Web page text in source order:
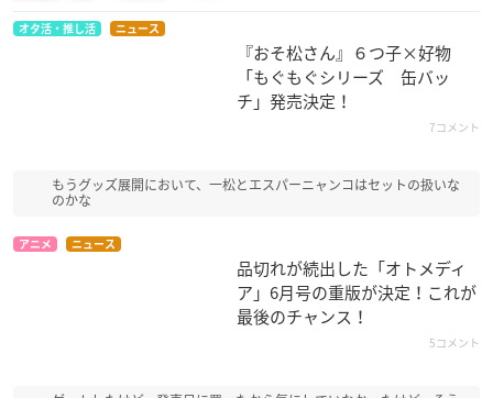
ージよりチケット予約ができます。
第1弾＆第2弾共通メニュー
・コンプライアンスすれすれのスイー
・おそ松のトマトオレンジソーダ：85
オタ活・推し活 ニュース
『おそ松さん』６つ子×好物
「もぐもぐシリーズ 缶バッ
チ」発売決定！
7コメント
もうグッズ展開において、一松とエスパーニャンコはセットの扱いな
のかな
アニメ ニュース
品切れが続出した「オトメディ
ア」6月号の重版が決定！これが
最後のチャンス！
5コメント